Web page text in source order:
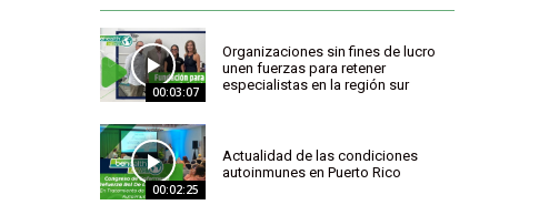
00:03:07
Organizaciones sin fines de lucro
unen fuerzas para retener
especialistas en la región sur
00:02:25
Actualidad de las condiciones
autoinmunes en Puerto Rico